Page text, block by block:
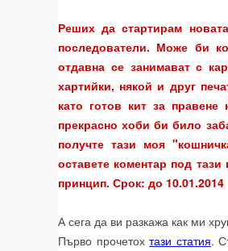
Реших да стартирам
последователи. Може би
отдавна се занимават с
хартийки, някой и друг
като готов кит за
прекрасно хоби би било
получте тази моя
оставете коментар под
принцип. Срок: до 10.01.2014
А сега да ви разкажа как ми
Първо прочетохтази статия.